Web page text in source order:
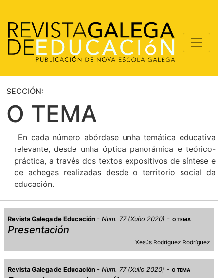
SECCIÓN:
O TEMA
En cada número abórdase unha temática educativa
relevante, desde unha óptica panorámica e teórico-
práctica, a través dos textos expositivos de síntese e
de achegas realizadas desde o territorio social da
educación.
Revista Galega de Educación Num. 77 (Xuño 2020) O TEMA
Presentación
Xesús Rodríguez Rodríguez
Revista Galega de Educación Num. 77 (Xullo 2020) O TEMA